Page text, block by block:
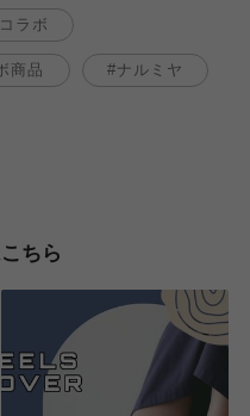
コラボ
商品 ナルミヤ
ちら